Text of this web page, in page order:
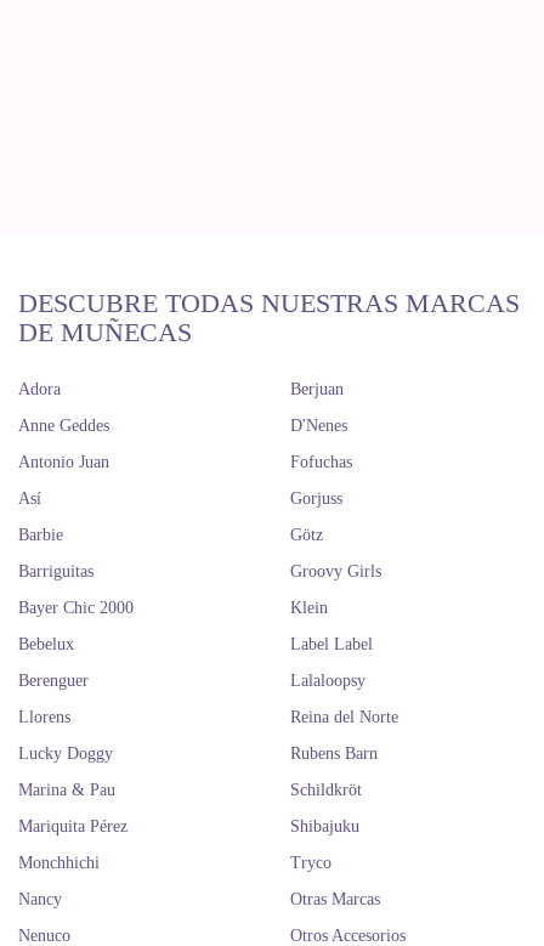
DESCUBRE TODAS NUESTRAS MARCAS
DE MUÑECAS
Adora
Anne Geddes
Antonio Juan
Así
Barbie
Barriguitas
Bayer Chic 2000
Bebelux
Berenguer
Berjuan
D'Nenes
Fofuchas
Gorjuss
Götz
Groovy Girls
Klein
Label Label
Lalaloopsy
Llorens
Lucky Doggy
Marina & Pau
Mariquita Pérez
Monchhichi
Nancy
Nenuco
Reina del Norte
Rubens Barn
Schildkröt
Shibajuku
Tryco
Otras Marcas
Otros Accesorios